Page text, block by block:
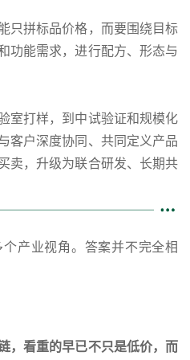
只拼标品价格，而要围绕目标
功能需求，进行配方、形态与
室打样，到中试验证和规模化
客户深度协同、共同定义产品
卖，升级为联合研发、长期共
产业视角。答案并不完全相
，看重的早已不只是低价，而